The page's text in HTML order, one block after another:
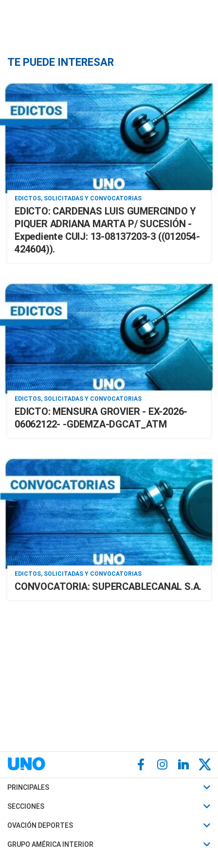
TE PUEDE INTERESAR
EDICTOS, SOLICITADAS Y CONVOCATORIAS
EDICTO: CARDENAS LUIS GUMERCINDO Y
PIQUER ADRIANA MARTA P/ SUCESIÓN -
Expediente CUIJ: 13-08137203-3 ((012054-
424604)).
EDICTOS, SOLICITADAS Y CONVOCATORIAS
EDICTO: MENSURA GROVIER - EX-2026-
06062122- -GDEMZA-DGCAT_ATM
EDICTOS, SOLICITADAS Y CONVOCATORIAS
CONVOCATORIA: SUPERCABLECANAL S.A.
PRINCIPALES
Últimas Noticias
Política
SECCIONES
Horóscopo
Motores
OVACIÓN DEPORTES
Fútbol
GRUPO AMÉRICA INTERIOR